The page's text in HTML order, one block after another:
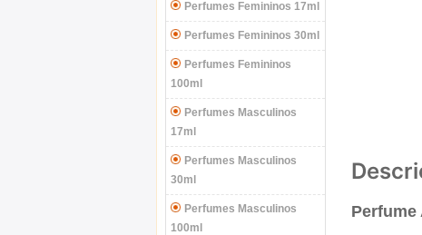
Perfumes Femininos 17ml
Perfumes Femininos 30ml
Perfumes Femininos
100ml
Perfumes Masculinos
17ml
Perfumes Masculinos
30ml
Perfumes Masculinos
100ml
Perfume